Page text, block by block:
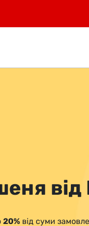
від
20% від суми